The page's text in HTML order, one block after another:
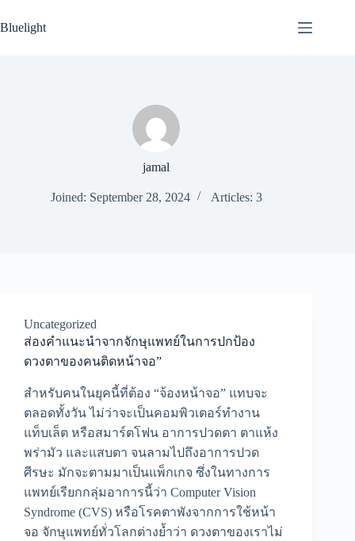
to
content
Bluelight
jamal
Joined: September 28, 2024 Articles: 3
Uncategorized
ส่องคำแนะนำจากจักษุแพทย์ในการปกป้อง
ดวงตาของคนติดหน้าจอ”
สำหรับคนในยุคนี้ที่ต้อง “จ้องหน้าจอ” แทบจะ
ตลอดทั้งวัน ไม่ว่าจะเป็นคอมพิวเตอร์ทำงาน
แท็บเล็ต หรือสมาร์ตโฟน อาการปวดตา ตาแห้ง
พร่ามัว และแสบตา จนลามไปถึงอาการปวด
ศีรษะ มักจะตามมาเป็นแพ็กเกจ ซึ่งในทางการ
แพทย์เรียกกลุ่มอาการนี้ว่า Computer Vision
Syndrome (CVS) หรือโรคตาพังจากการใช้หน้า
จอ จักษุแพทย์ทั่วโลกต่างย้ำว่า ดวงตาของเราไม่